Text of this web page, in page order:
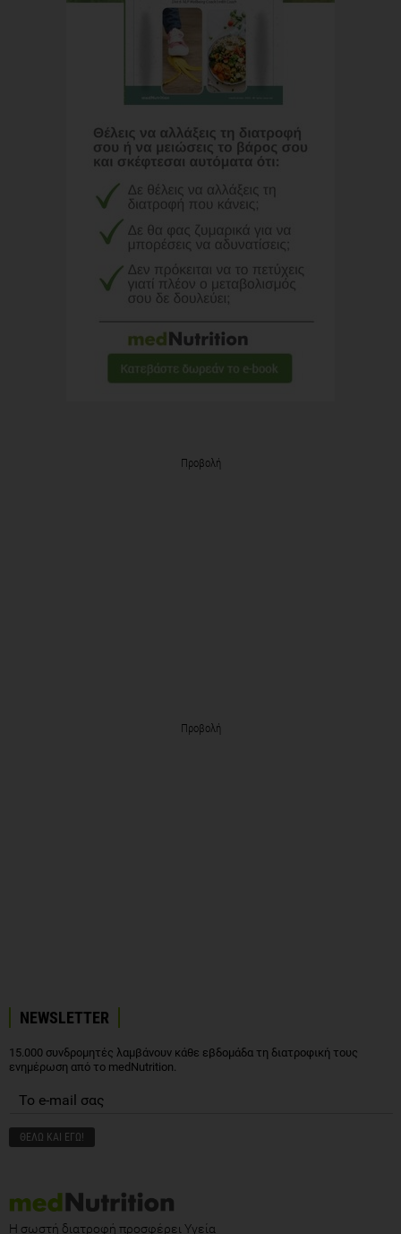
Προβολή
Προβολή
NEWSLETTER
15.000 συνδρομητές λαμβάνουν κάθε εβδομάδα τη διατροφική τους
ενημέρωση από το medNutrition.
Η σωστή διατροφή προσφέρει Υγεία